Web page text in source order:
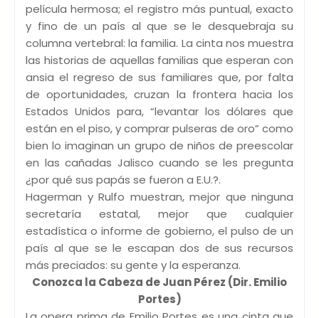
película hermosa; el registro más puntual, exacto
y fino de un país al que se le desquebraja su
columna vertebral: la familia. La cinta nos muestra
las historias de aquellas familias que esperan con
ansia el regreso de sus familiares que, por falta
de oportunidades, cruzan la frontera hacia los
Estados Unidos para, “levantar los dólares que
están en el piso, y comprar pulseras de oro” como
bien lo imaginan un grupo de niños de preescolar
en las cañadas Jalisco cuando se les pregunta
¿por qué sus papás se fueron a E.U.?.
Hagerman y Rulfo muestran, mejor que ninguna
secretaría estatal, mejor que cualquier
estadística o informe de gobierno, el pulso de un
país al que se le escapan dos de sus recursos
más preciados: su gente y la esperanza.
Conozca la Cabeza de Juan Pérez (Dir. Emilio
Portes)